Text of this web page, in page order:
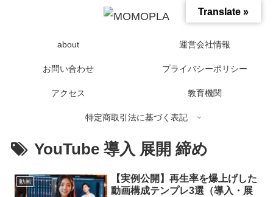
about 運営会社情報
お問い合わせ プライバシーポリシー
アクセス 教育機関
特定商取引法に基づく表記
YouTube 導入 展開 締め
動画
【実例公開】再生率を爆上げした
動画構成テンプレ3選（導入・展
Translate »